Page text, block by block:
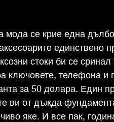
мода се крие една
единствено
стоки би се
ключовете, телефона
за 50 долара. Един
ви от дъжда
яке. И все пак,